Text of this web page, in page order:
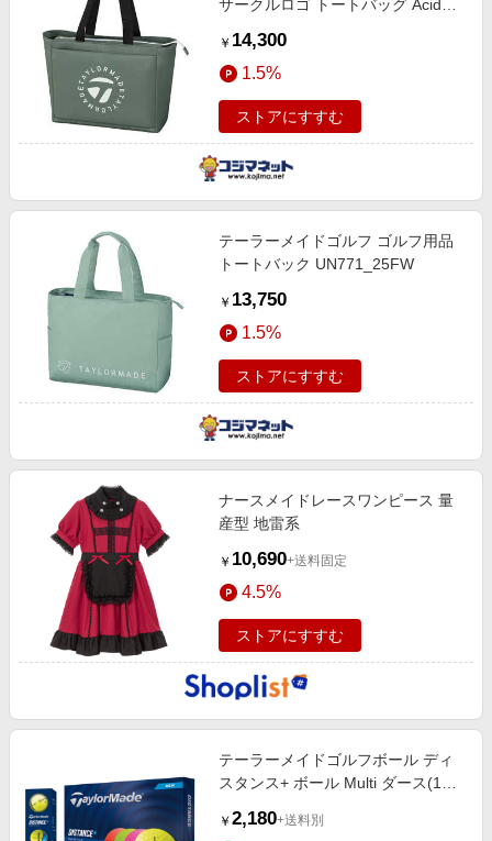
スポーツ・アウトドア・ゴルフ
インテリア・寝具
ペット・花・DIY・車
旅行・レジャー・ホテル予約
金融・マネー・保険
デジタルコンテンツ
ビジネス・その他サービス
旅行特集
わくわく夏特集
とことん買い物チャレンジ
Apple公式サイト×楽天カード分割払い
Samsung ボーナスキャンペーン
週末の高還元 夏の長期版
サークルロゴ トートバッグ Acid
Green UN749_25FW
￥ 14,300
1.5%
ストアにすすむ
テーラーメイドゴルフ ゴルフ用品
トートバック UN771_25FW
￥ 13,750
1.5%
ストアにすすむ
ナースメイドレースワンピース 量
産型 地雷系
￥ 10,690+送料固定
4.5%
ストアにすすむ
テーラーメイドゴルフボール ディ
スタンス+ ボール Multi ダース(12
￥ 2,180+送料別